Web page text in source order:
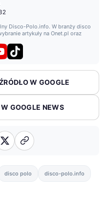
Disco-Polo.info. W branży disco
artykuły na Onet.pl oraz
W GOOGLE
GOOGLE NEWS
disco polo disco-polo.info